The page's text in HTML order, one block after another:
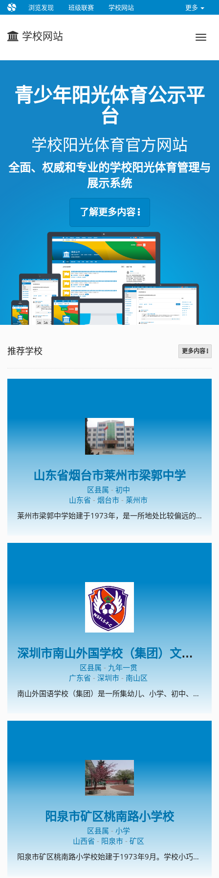
更多
浏览发现 班级联赛 学校网站
学校网站
青少年阳光体育公示平
台
学校阳光体育官方网站
全面、权威和专业的学校阳光体育管理与
展示系统
了解更多内容
更多内容
推荐学校
山东省烟台市莱州市梁郭中学
区县属 - 初中
山东省 - 烟台市 - 莱州市
莱州市梁郭中学始建于1973年，是一所地处比较偏远的农村学校。现有教职工50人，10个教学班。学校是烟台市规范化学校，烟台市电化教育示范校，莱州市安全文明校园，先后多次获得“莱州市教书育人先进单位”、“莱州市教学工作先进单位”、“莱州市德育工作先进单位”、“莱州市师德建设工作先进单位”等荣誉称号。 多年来，学校始终倡树的校风，的教风和的学风，以办人民满意的教育为宗旨，始终坚持德育为首，质量中心，重视教师队伍建设，促进教师专业成长，向科研要质量，向教改要成绩，积极探索农村学校特色办学之路，努力提高办学水平和效益。
深圳市南山外国学校（集团）文华学校
区县属 - 九年一贯
广东省 - 深圳市 - 南山区
南山外国语学校（集团）是一所集幼儿、小学、初中、高中为一体的集团化学校。南外（集团)文华学校是深圳市首批校园足球特色学校、深圳市传统项目学校；开展校园足球理念为：以丰富多彩的活动营造浓厚的校园足球氛围、以浓厚的校园足球氛围促进校园足球的普及。
阳泉市矿区桃南路小学校
区县属 - 小学
山西省 - 阳泉市- 矿区
阳泉市矿区桃南路小学校始建于1973年9月。学校小巧精美，装备精良，藏书丰富，文化氛围浓郁。这里曾孕育出山西省模范教师和山西省美德少年。学校以“为学生一生的幸福奠基”为办学宗旨，以“平安校园、书香校园、艺术校园、数字校园、文化校园、温馨校园”为办学愿景，坚持做有温度的教育。温馨教育是学校的办学特色，主要从温馨的物质环境、温馨的心理环境、温馨的人际环境、温馨的教学环境四方面着手，创建了温馨教室、温馨聊吧、温馨书架、温馨课堂、校刊《温馨的风》。课外阅读和校园足球是学校的两个特色项目。学校现为全国校园足球特色学校。2015年和2017年，学校猎豹足球队 分别夺得市中小学生校园足球比赛小学组冠军，2017年获得阳泉市矿区小学生足球赛冠军，2017年8月，代表阳泉市参加了山西省小学生足球赛。